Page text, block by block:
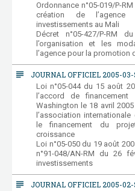
Ordonnance n°05-019/P-
création de
investissements au Mali
Décret n°05-427/P-RM
l’organisation et les
l’agence pour la promotion
subject JOURNAL OFFICIEL 2005-
Loi n°05-044 du 15 août
l’accord de
Washington le 18 avril
l’association
le financement du
croissance
Loi n°05-050 du 19 août
n°91-048/AN-RM du 26
investissements
subject JOURNAL OFFICIEL 2005-